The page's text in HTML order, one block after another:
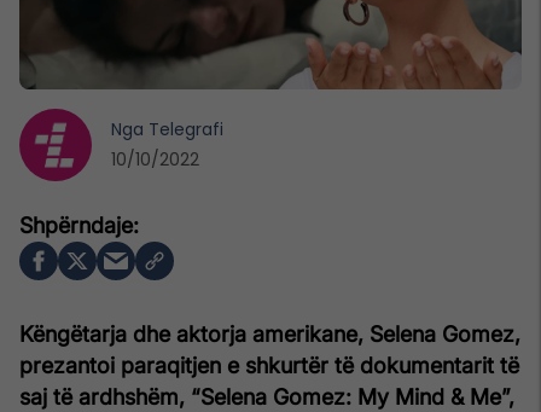
Këngëtarja dhe aktorja amerikane, Selena Gomez,
prezantoi paraqitjen e shkurtër të dokumentarit të
saj të ardhshëm, “Selena Gomez: My Mind & Me”,
Nga Telegrafi
10/10/2022